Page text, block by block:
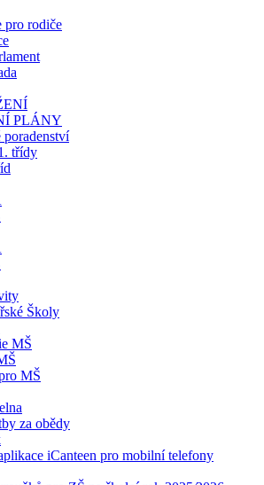
pro rodiče
PLÁNY
třídy
Školy
MŠ
MŠ
za obědy
iCanteen pro mobilní telefony